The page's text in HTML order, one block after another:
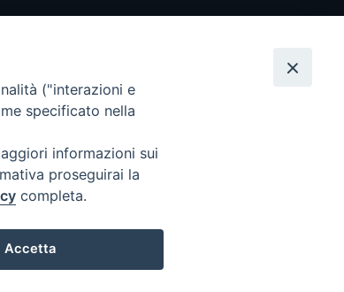
("interazioni e
specificato nella
informazioni sui
proseguirai la
completa.
Accetta